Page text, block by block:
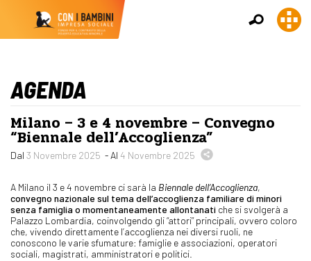
AGENDA
Milano – 3 e 4 novembre – Convegno
“Biennale dell’Accoglienza”
Dal 3 Novembre 2025 - Al 4 Novembre 2025
A Milano il 3 e 4 novembre ci sarà la Biennale dell’Accoglienza,
convegno nazionale sul tema dell’accoglienza familiare di minori
senza famiglia o momentaneamente allontanati che si svolgerà a
Palazzo Lombardia, coinvolgendo gli “attori” principali, ovvero coloro
che, vivendo direttamente l’accoglienza nei diversi ruoli, ne
conoscono le varie sfumature: famiglie e associazioni, operatori
sociali, magistrati, amministratori e politici.